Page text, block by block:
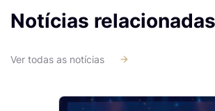
Notícias relacionadas
Ver todas as notícias